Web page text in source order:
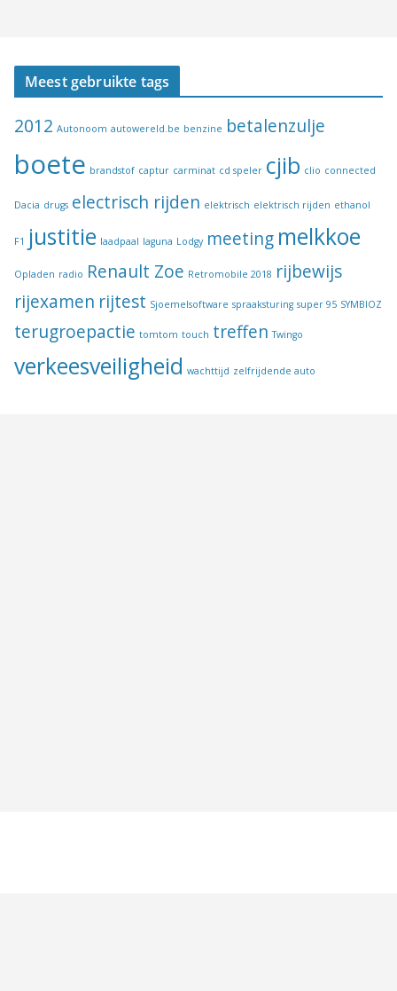
Meest gebruikte tags
2012 Autonoom autowereld.be benzine betalenzulje
boete brandstof captur carminat cd speler cjib clio connected
Dacia drugs electrisch rijden elektrisch elektrisch rijden ethanol
F1 justitie laadpaal laguna Lodgy meeting melkkoe
Opladen radio Renault Zoe Retromobile 2018 rijbewijs
rijexamen rijtest Sjoemelsoftware spraaksturing super 95 SYMBIOZ
terugroepactie tomtom touch treffen Twingo
verkeesveiligheid wachttijd zelfrijdende auto